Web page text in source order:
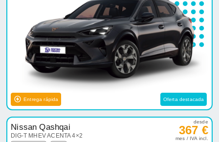
Entrega rápida Oferta destacada
Nissan Qashqai
DIG-T MHEV ACENTA 4×2
desde
367 €
mes / IVA incl.